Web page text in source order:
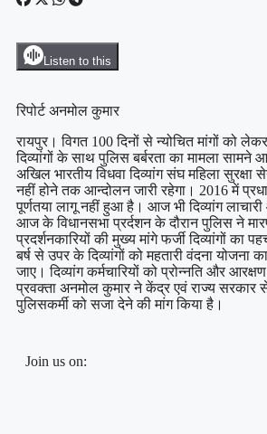
Listen to this
रिपोर्ट अनमोल कुमार
रायपुर। विगत 100 दिनों से न्योचित मांगों को
दिव्यांगों के साथ पुलिस बर्बरता का मामला सामने
अखिल भारतीय विधवा दिव्यांग संघ महिला
नहीं होने तक आन्दोलन जारी रहेगा। 2016 में
पूर्णतया लागू नहीं हुआ है। आज भी दिव्यांग
‌‌आज के विधानसभा प्रर्दशन के दौरान पुलिस ने
प्रदर्शनकारियों की मुख्य मांगे फर्जी दिव्यांगों
बर्ष से उपर के दिव्यांगों को महतारी वंदना
जाए। दिव्यांग कर्मचारियों को प्रोन्नति और
प्रवक्ता अनमोल कुमार ने केंद्र एवं राज्य सरकार
पुलिसकर्मी को सजा देने की मांग किया है।
Join us on: